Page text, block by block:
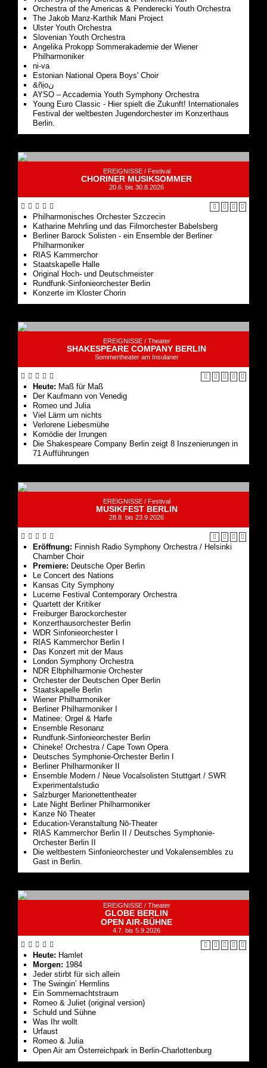
Or­ches­tra of the Ameri­cas & Pen­de­recki Youth Orchestra
The Jakob Manz-Karthik Mani Project
Ulster Youth Or­chestra
Slo­ve­ni­an Youth Orchestra
Angelika Pro­kopp Som­mer­akademie der Wiener
Philharmoniker
ni-va
Estonian National Opera Boys' Choir
&ñịoن
AYSO – Accademia Youth Symphony Orchestra
Young Euro Classic - Hier spielt die Zukunft! Internationales
Festival der weltbesten Jugendorchester im Konzerthaus
Berlin.
EREIGNISSE / Festival
CHORINER MUSIKSOMMER
20.6. bis 30.8.2026
Philharmonisches Orchester Szczecin
Katharine Mehrling und das Filmorchester Babelsberg
Berliner Barock Solisten - ein Ensemble der Berliner
Philharmoniker
RIAS Kammerchor
Staatskapelle Halle
Original Hoch- und Deutschmeister
Rundfunk-Sinfonieorchester Berlin
Konzerte im Kloster Chorin
EREIGNISSE / Theater
SHAKESPEARE COMPANY BERLIN
Sommertheater am Insulaner
Heute: Maß für Maß
Der Kaufmann von Venedig
Romeo und Julia
Viel Lärm um nichts
Verlorene Liebesmühe
Komödie der Irrungen
Die Shakespeare Company Berlin zeigt 8 Inszenierungen in
71 Aufführungen
EREIGNISSE / Festival
MUSIKFEST BERLIN
28.8. bis 23.9.2026
Eröffnung: Finnish Radio Symphony Orchestra / Helsinki
Chamber Choir
Premiere: Deutsche Oper Berlin
Le Concert des Nations
Kansas City Symphony
Lucerne Festival Contemporary Orchestra
Quartett der Kritiker
Freiburger Barockorchester
Konzerthausorchester Berlin
WDR Sinfonieorchester I
RIAS Kammerchor Berlin I
Das Konzert mit der Maus
London Symphony Orchestra
NDR Elbphilharmonie Orchester
Orchester der Deutschen Oper Berlin
Staatskapelle Berlin
Wiener Philharmoniker
Berliner Philharmoniker I
Matinee: Orgel & Harfe
Ensemble Resonanz
Rundfunk-Sinfonieorchester Berlin
Chineke! Orchestra / Cape Town Opera
Deutsches Symphonie-Orchester Berlin I
Berliner Philharmoniker II
Ensemble Modern / Neue Vocalsolisten Stuttgart / SWR
Experimentalstudio
Salzburger Marionettentheater
Late Night Berliner Philharmoniker
Kanze Nō Theater
Education-Veranstaltung Nō-Theater
RIAS Kammerchor Berlin II / Deutsches Symphonie-
Orchester Berlin II
Die weltbestern Sinfonieorchester und Vokalensembles zu
Gast in Berlin.
EREIGNISSE / Theater
GLOBE BERLIN
OPEN AIR-BÜHNE
4.7. bis 5.9.2026
Heute: Hamlet
Morgen: 1984
Jeder stirbt für sich allein
The Swingin’ Hermlins
Ein Sommernachtstraum
Romeo & Juliet (original version)
Schuld und Sühne
Was Ihr wollt
Urfaust
Romeo & Julia
Open Air am Österreichpark in Berlin-Charlottenburg